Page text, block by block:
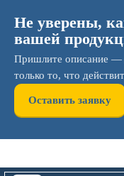
Не уверены,
вашей
Пришлите описание —
только то, что
Оставить заявку